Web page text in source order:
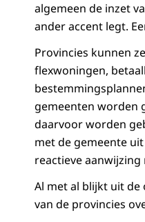
algemeen de inzet
ander accent legt.
Provincies kunnen
flexwoningen,
gemeenten worden
daarvoor worden
met de gemeente
reactieve
Al met al blijkt uit de
van de provincies